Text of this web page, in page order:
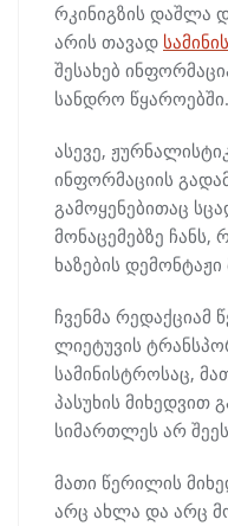
რკინიგზის დაშლა
არის თავად
შესახებ
სანდრო წყაროებში.
ასევე,
ინფორმაციის
გამოყენებითაც
მონაცემებზე ჩანს,
ხაზების
ჩვენმა
ლიეტუვის
სამინისტროსაც,
პასუხის
სიმართლეს არ
მათი წერილის
არც ახლა და არც